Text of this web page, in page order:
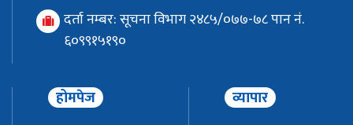
दर्ता नम्बर: सूचना विभाग २४८५/०७७-७८ पान नं.
६०९९१५१९०
होमपेज व्यापार